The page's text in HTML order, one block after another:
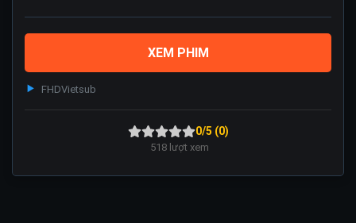
XEM PHIM
FHDVietsub
0/5 (0)
518 lượt xem